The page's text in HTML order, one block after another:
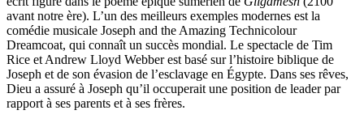
avant notre ère). L’un des meilleurs exemples modernes est la
comédie musicale Joseph and the Amazing Technicolour
Dreamcoat, qui connaît un succès mondial. Le spectacle de Tim
Rice et Andrew Lloyd Webber est basé sur l’histoire biblique de
Joseph et de son évasion de l’esclavage en Égypte. Dans ses rêves,
Dieu a assuré à Joseph qu’il occuperait une position de leader par
rapport à ses parents et à ses frères.